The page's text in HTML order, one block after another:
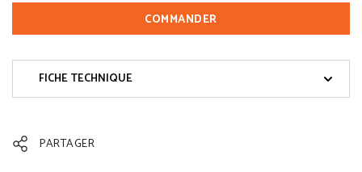
COMMANDER
FICHE TECHNIQUE
PARTAGER